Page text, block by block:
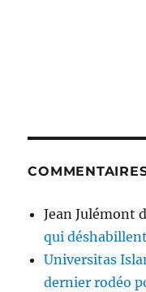
Jean Julémont
qui
Universitas
dernier rodéo